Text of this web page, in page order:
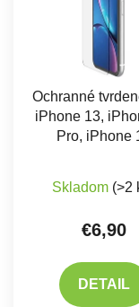
Ochranné
iPhone 13,
Pro, iPhone
Skladom (>2
€6,90
DETAIL